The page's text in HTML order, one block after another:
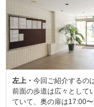
左上・ 今回ご紹介するの
前面の歩道は広々として
ていて、奥の扉は17:00